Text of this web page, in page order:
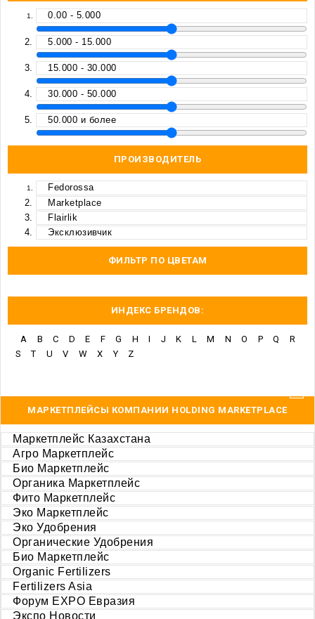
0.00 - 5.000
5.000 - 15.000
15.000 - 30.000
30.000 - 50.000
50.000 и более
ПРОИЗВОДИТЕЛЬ
Fedorossa
Marketplace
Flairlik
Эксклюзивчик
ФИЛЬТР ПО ЦВЕТАМ
ИНДЕКС БРЕНДОВ:
A B C D E F G H I J K L M N O P Q
R
S
T U V W X Y Z
МАРКЕТПЛЕЙСЫ КОМПАНИИ HOLDING MARKETPLACE
Маркетплейс Казахстана
Агро Маркетплейс
Био Маркетплейс
Органика Маркетплейс
Фито Маркетплейс
Эко Маркетплейс
Эко Удобрения
Органические Удобрения
Био Маркетплейс
Organic Fertilizers
Fertilizers Asia
Форум EXPO Евразия
Экспо Новости